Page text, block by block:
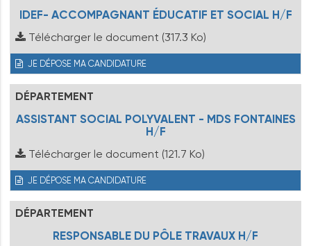
IDEF- ACCOMPAGNANT ÉDUCATIF ET SOCIAL H/F
Télécharger le document (317.3 Ko)
JE DÉPOSE MA CANDIDATURE
DÉPARTEMENT
ASSISTANT SOCIAL POLYVALENT - MDS FONTAINES
H/F
Télécharger le document (121.7 Ko)
JE DÉPOSE MA CANDIDATURE
DÉPARTEMENT
RESPONSABLE DU PÔLE TRAVAUX H/F